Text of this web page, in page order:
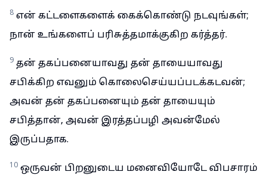
8 என் கட்டளைகளைக் கைக்கொண்டு நடவுங்கள்;
நான் உங்களைப் பரிசுத்தமாக்குகிற கர்த்தர்.
9 தன் தகப்பனையாவது தன் தாயையாவது
சபிக்கிற எவனும் கொலைசெய்யப்படக்கடவன்;
அவன் தன் தகப்பனையும் தன் தாயையும்
சபித்தான், அவன் இரத்தப்பழி அவன்மேல்
இருப்பதாக.
10 ஒருவன் பிறனுடைய மனைவியோடே விபசாரம்